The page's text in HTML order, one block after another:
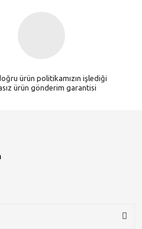
ürün politikamızın işlediği
ürün gönderim garantisi